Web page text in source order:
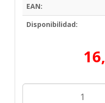
EAN:
Disponibilidad: